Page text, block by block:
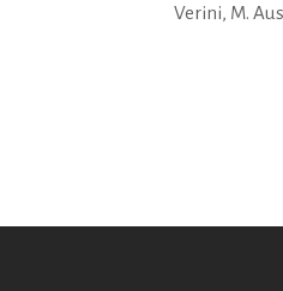
Verini, M.